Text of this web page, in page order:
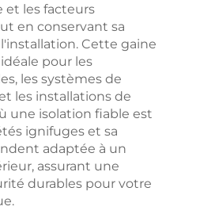
et les facteurs
en conservant sa
Cette gaine
pour les
les systèmes de
les installations de
une isolation fiable est
ignifuges et sa
adaptée à un
assurant une
durables pour votre